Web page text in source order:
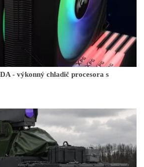
- výkonný chladič procesora s